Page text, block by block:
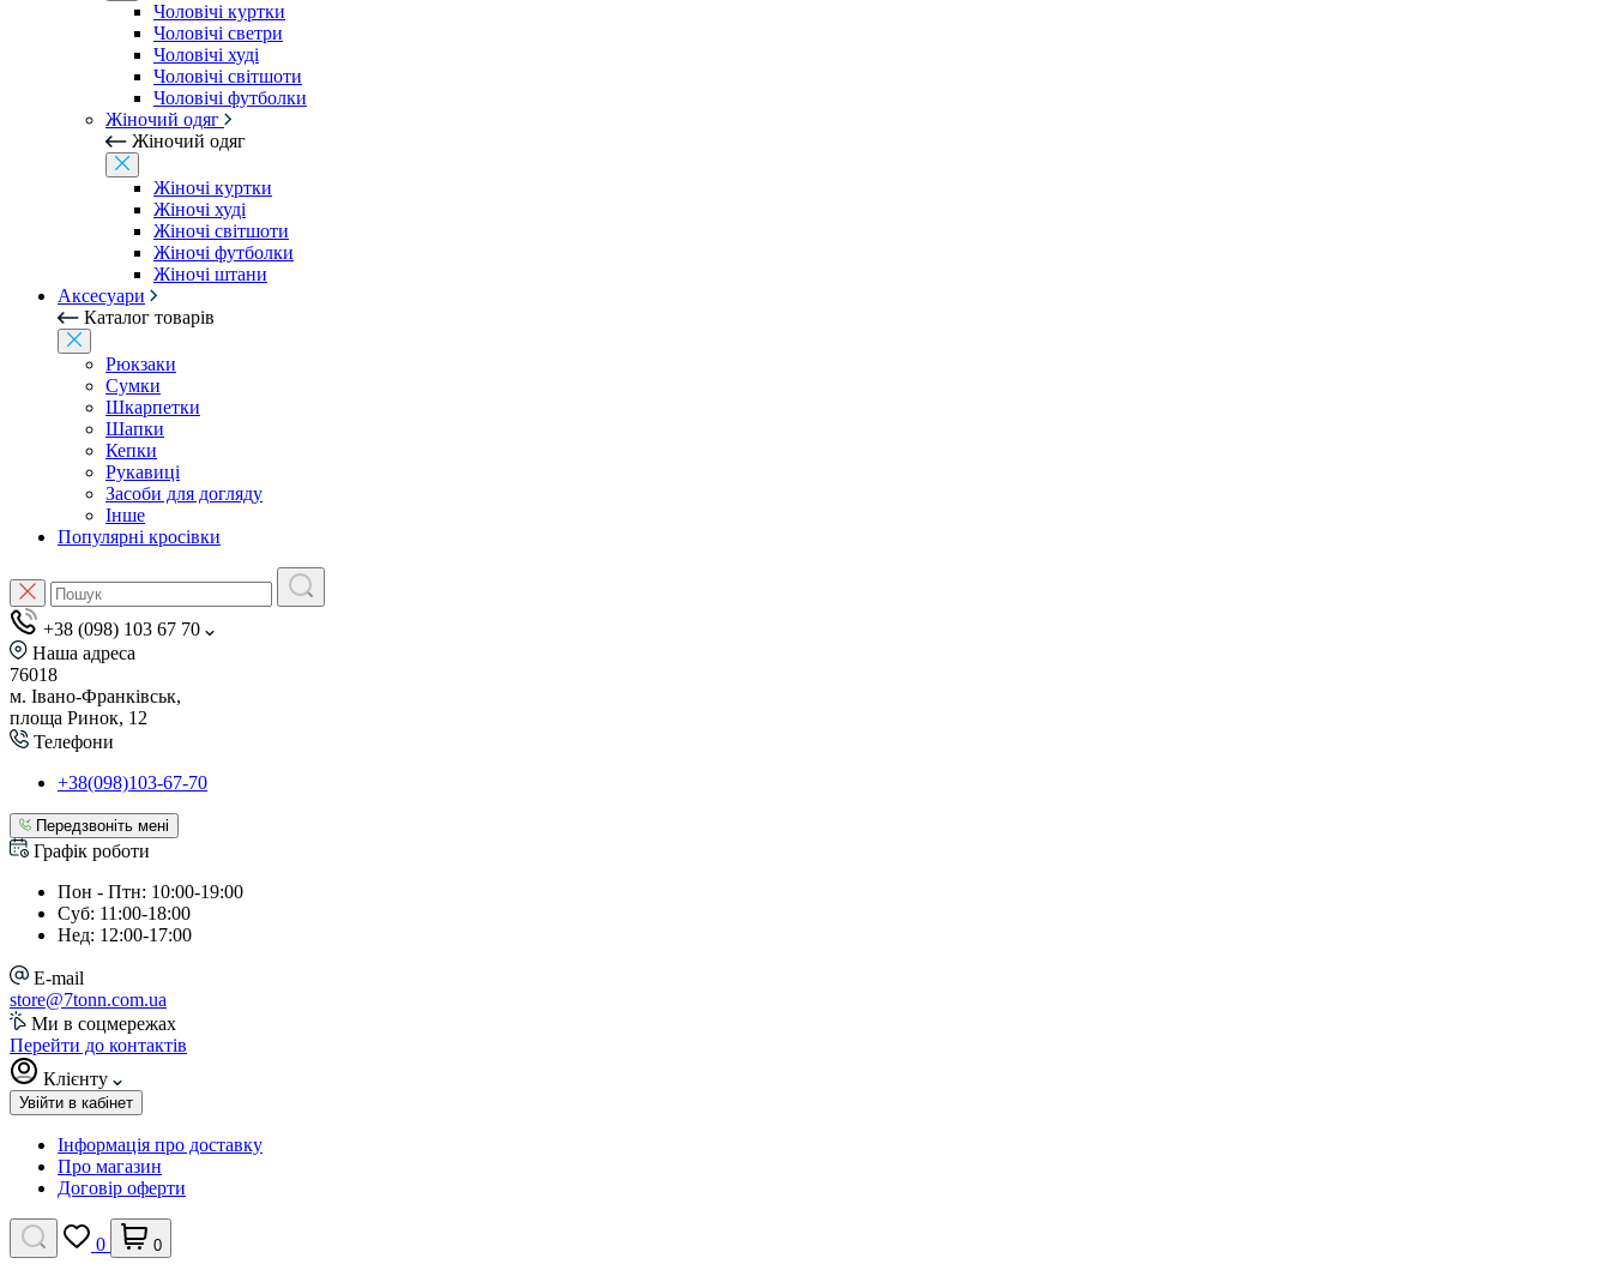
Чоловічі куртки
Чоловічі светри
Чоловічі худі
Чоловічі світшоти
Чоловічі футболки
Жіночий одяг
Жіночий одяг
Жіночі куртки
Жіночі худі
Жіночі світшоти
Жіночі футболки
Жіночі штани
Аксесуари
Каталог товарів
Рюкзаки
Сумки
Шкарпетки
Шапки
Кепки
Рукавиці
Засоби для догляду
Інше
Популярні кросівки
+38 (098) 103 67 70
Наша адреса
76018
м. Івано-Франківськ,
площа Ринок, 12
Телефони
+38(098)103-67-70
Передзвоніть мені
Графік роботи
Пон - Птн: 10:00-19:00
Суб: 11:00-18:00
Нед: 12:00-17:00
E-mail
store@7tonn.com.ua
Ми в соцмережах
Перейти до контактів
Клієнту
Увійти в кабінет
Інформація про доставку
Про магазин
Договір оферти
0 0